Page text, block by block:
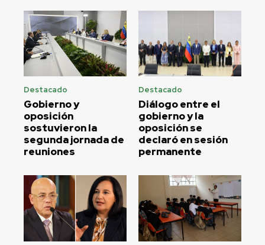
Destacado
Gobierno y
oposición
sostuvieron la
segunda jornada de
reuniones
Destacado
Diálogo entre el
gobierno y la
oposición se
declaró en sesión
permanente